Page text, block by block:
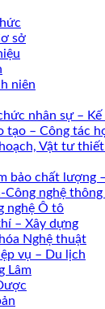
sở
niên
nhân sự –
tạo – Công tác
Vật tư
bảo chất lượng
Công nghệ
nghệ Ô tô
– Xây dựng
Nghệ thuật
vụ – Du lịch
Lâm